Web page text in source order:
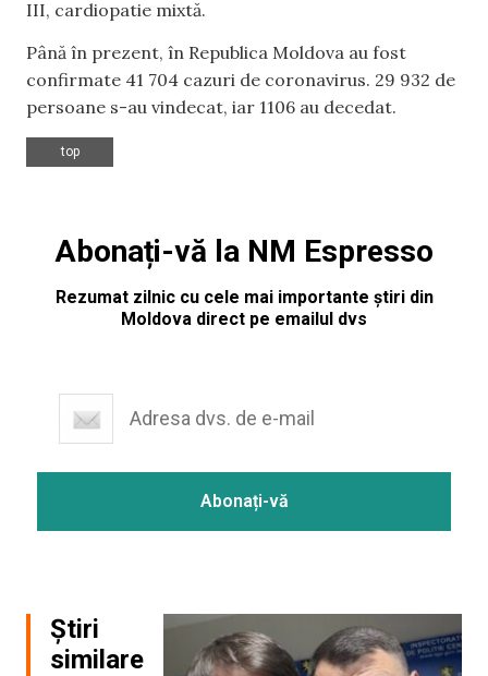
III, cardiopatie mixtă.
Până în prezent, în Republica Moldova au fost
confirmate 41 704 cazuri de coronavirus. 29 932 de
persoane s-au vindecat, iar 1106 au decedat.
top
Abonați-vă la NM Espresso
Rezumat zilnic cu cele mai importante știri din
Moldova direct pe emailul dvs
Știri
similare